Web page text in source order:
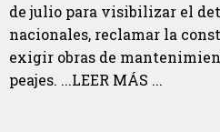
de julio para visibilizar el
nacionales, reclamar la
exigir obras de
peajes. ...LEER MÁS ...